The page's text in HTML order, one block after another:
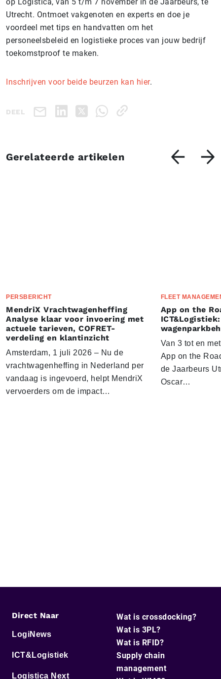
Utrecht. Ontmoet vakgenoten en experts en doe je
voordeel met tips en handvatten om het
personeelsbeleid en logistieke proces van jouw bedrijf
toekomstproof te maken.
Inschrijven voor beide beurzen kan hier.
DEEL
Gerelateerde artikelen
PERSBERICHT
MendriX Vrachtwagenheffing
Analyse klaar voor invoering met
actuele tarieven, COFRET-
verdeling en klantinzicht
Amsterdam, 1 juli 2026 – Nu de
vrachtwagenheffing in Nederland per
vandaag is ingevoerd, helpt MendriX
vervoerders om de impact…
FLEET
App on the
Van 3 tot en
App on the
de Jaarbeurs
Oscar…
Direct Naar
LogiNews
ICT&Logistiek
Logistica Next
Wat is crossdocking?
Wat is 3PL?
Wat is RFID?
Supply chain
management